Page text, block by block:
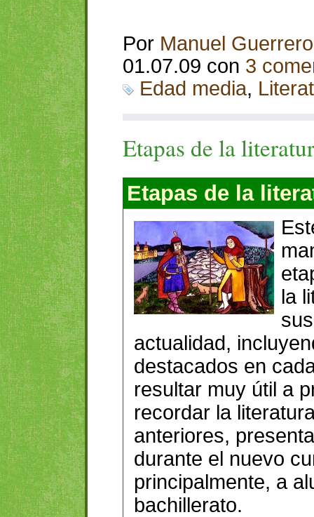
Por Manuel Guerrero
01.07.09 con 3
Edad media,
Etapas de la
Etapas de la
la
actualidad,
destacados en
resultar muy útil a
recordar la
anteriores,
durante el nuevo
principalmente, a
bachillerato.